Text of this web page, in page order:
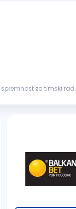
posla Prijem i kontrola pšenice za